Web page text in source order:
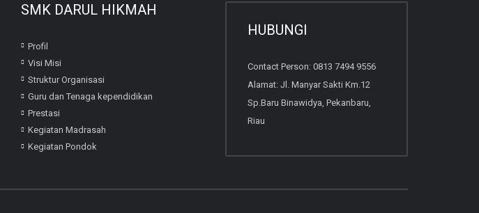
SMK DARUL HIKMAH
Profil
Visi Misi
Struktur Organisasi
Guru dan Tenaga kependidikan
Prestasi
Kegiatan Madrasah
Kegiatan Pondok
HUBUNGI
Contact Person: 0813 7494 9556
Alamat: Jl. Manyar Sakti Km.12
Sp.Baru Binawidya, Pekanbaru,
Riau